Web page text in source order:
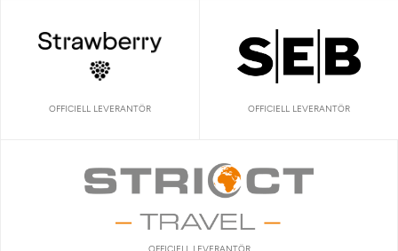
OFFICIELL LEVERANTÖR OFFICIELL LEVERANTÖR
OFFICIELL LEVERANTÖR